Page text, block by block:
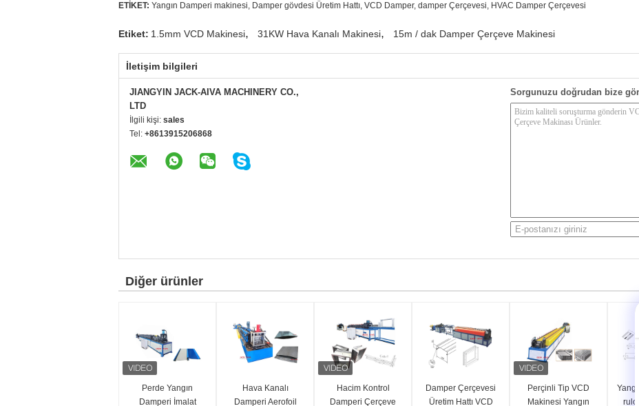
ETİKET: Yangın Damperi makinesi, Damper gövdesi Üretim Hattı, VCD Damper, damper Çerçevesi, HVAC Damper Çerçevesi
Etiket: 1.5mm VCD Makinesi, 31KW Hava Kanalı Makinesi, 15m / dak Damper Çerçeve Makinesi
İletişim bilgileri
JIANGYIN JACK-AIVA MACHINERY CO.,
LTD
İlgili kişi: sales
Tel: +8613915206868
Sorgunuzu doğrudan bize
Diğer ürünler
Perde Yangın
Damperi İmalat
Hava Kanalı
Damperi Aerofoil
Hacim Kontrol
Damperi Çerçeve
Damper Çerçevesi
Üretim Hattı VCD
Perçinli Tip VCD
Makinesi Yangın
rulo